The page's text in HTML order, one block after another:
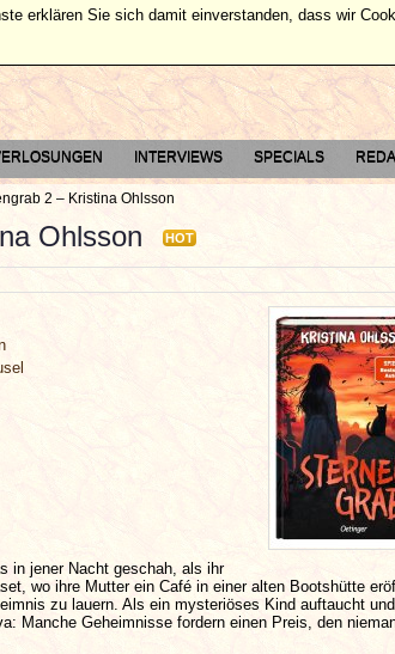
INTERVIEWS SPECIALS
2 – Kristina Ohlsson
Ohlsson HOT
in jener Nacht geschah, als ihr
wo ihre Mutter ein Café in einer alten Bootshütte
zu lauern. Als ein mysteriöses Kind auftaucht
Manche Geheimnisse fordern einen Preis, den
erklären Sie sich damit einverstanden, dass wir